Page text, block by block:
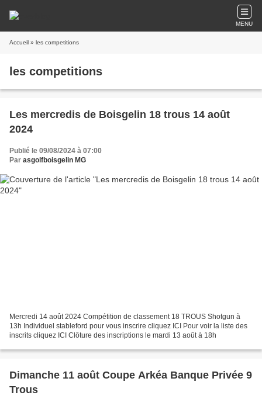
MENU
Accueil » les competitions
les competitions
Les mercredis de Boisgelin 18 trous 14 août
2024
Publié le 09/08/2024 à 07:00
Par asgolfboisgelin MG
Mercredi 14 août 2024 Compétition de classement 18 TROUS Shotgun à
13h Individuel stableford pour vous inscrire cliquez ICI Pour voir la liste des
inscrits cliquez ICI Clôture des inscriptions le mardi 13 août à 18h
Dimanche 11 août Coupe Arkéa Banque Privée 9
Trous